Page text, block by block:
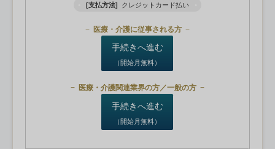
[支払方法] クレジットカード払い
医療・介護に従事される方
手続きへ進む
（開始月無料）
医療・介護関連業界の方／一般の方
手続きへ進む
（開始月無料）